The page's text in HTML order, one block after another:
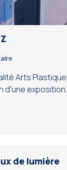
Arts
d’une
de lumière